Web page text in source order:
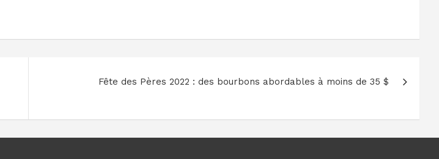
Fête des Pères 2022 : des bourbons abordables à moins de 35 $